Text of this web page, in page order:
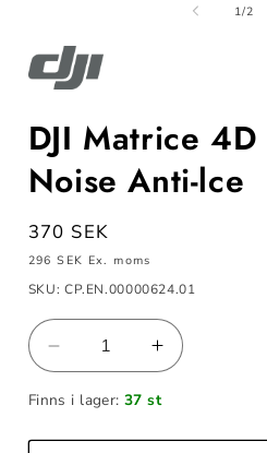
modalfönster
1/av
2
DJI Matrice
Noise Anti-lce
Ordinarie
pris
370 SEK
296 SEK Ex. moms
SKU: CP.EN.00000624.01
Minska
kvantitet
för
Öka
kvantitet
för
Finns i lager:37 st